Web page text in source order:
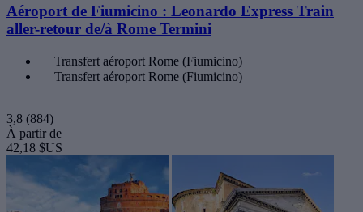
Aéroport de Fiumicino : Leonardo Express Train
aller-retour de/à Rome Termini
Transfert aéroport Rome (Fiumicino)
Transfert aéroport Rome (Fiumicino)
3,8 (884)
À partir de
42,18 $US